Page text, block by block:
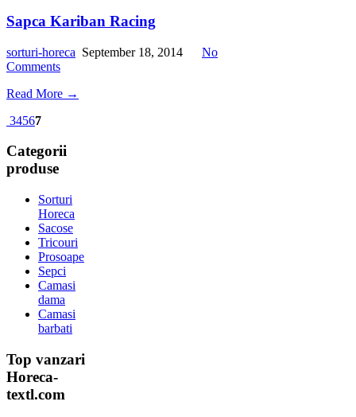
Sapca Kariban Racing
sorturi-horeca September 18, 2014
No
Comments
Read More →
34567
Categorii
produse
Sorturi
Horeca
Sacose
Tricouri
Prosoape
Sepci
Camasi
dama
Camasi
barbati
Top vanzari
Horeca-
textl.com